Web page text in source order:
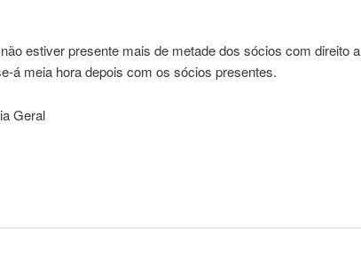
estiver presente mais de metade dos sócios com direito a
á meia hora depois com os sócios presentes.
Geral